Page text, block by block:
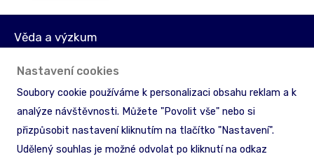
Věda a výzkum
Akcionáři
Licenční podmínky
Ochrana informací
Zpětný odběr & recyklace
Nastavení cookies
Soubory cookie používáme k personalizaci obsahu reklam a k
analýze návštěvnosti. Můžete "Povolit vše" nebo si
přizpůsobit nastavení kliknutím na tlačítko "Nastavení".
Udělený souhlas je možné odvolat po kliknutí na odkaz